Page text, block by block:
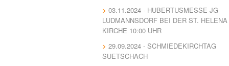
03.11.2024 - HUBERTUSMESSE JG
LUDMANNSDORF BEI DER ST. HELENA
KIRCHE 10:00 UHR
29.09.2024 - SCHMIEDEKIRCHTAG
SUETSCHACH